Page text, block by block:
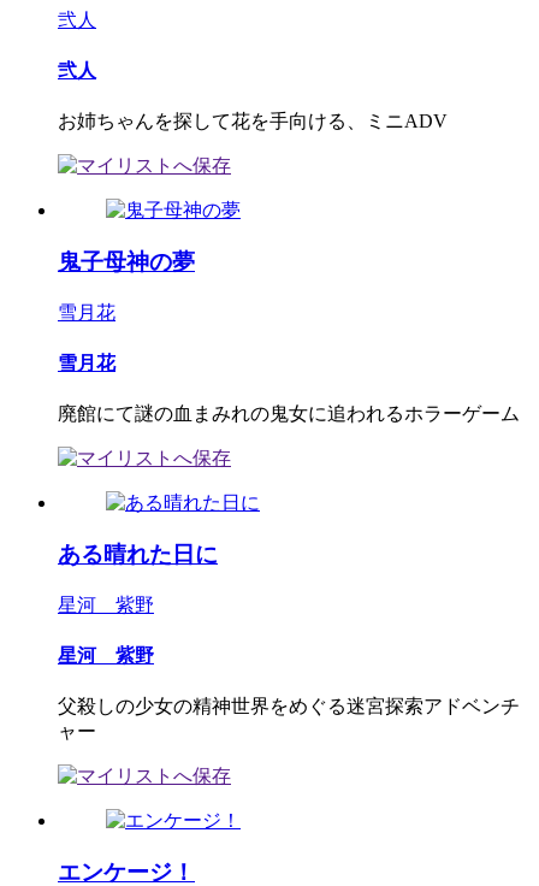
弐人
弐人
お姉ちゃんを探して花を手向ける、ミニADV
鬼子母神の夢
雪月花
雪月花
廃館にて謎の血まみれの鬼女に追われるホラーゲーム
ある晴れた日に
星河 紫野
星河 紫野
父殺しの少女の精神世界をめぐる迷宮探索アドベンチ
ャー
エンケージ！